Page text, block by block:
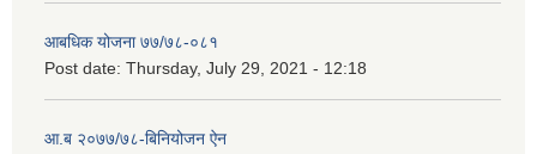
आबधिक योजना ७७/७८-०८१
Post date: Thursday, July 29, 2021 - 12:18
आ.ब २०७७/७८-बिनियोजन ऐन